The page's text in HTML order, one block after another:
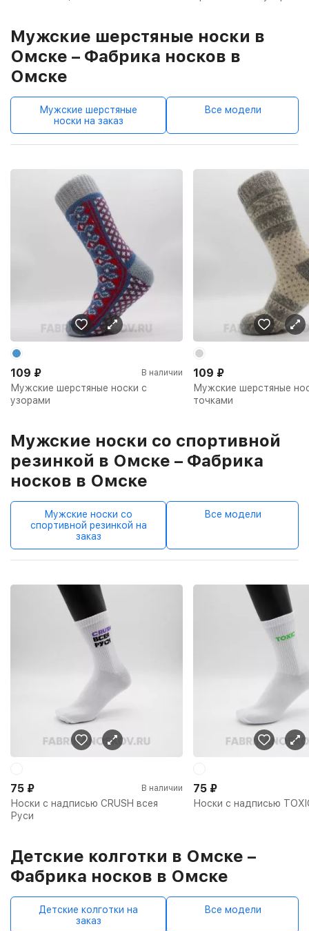
Мужские шерстяные носки в
Омске – Фабрика носков в
Омске
Мужские шерстяные
носки на заказ
Все модели
Мужские шерстяные носки с
узорами
109 ₽ В наличии
Мужские шерстяные
точками
109 ₽
Мужские носки со спортивной
резинкой в Омске – Фабрика
носков в Омске
Мужские носки со
спортивной резинкой на
заказ
Все модели
Носки с надписью CRUSH всея
Руси
75 ₽ В наличии
Носки с надписью
75 ₽
Детские колготки в Омске –
Фабрика носков в Омске
Детские колготки на
заказ
Все модели